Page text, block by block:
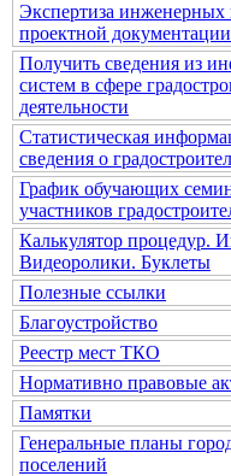
Экспертиза инженерных
проектной документации
Получить сведения из
систем в сфере
деятельности
Статистическая
сведения о
График обучающих
участников
Калькулятор процедур.
Видеоролики. Буклеты
Полезные ссылки
Благоустройство
Реестр мест ТКО
Нормативно правовые
Памятки
Генеральные планы
поселений